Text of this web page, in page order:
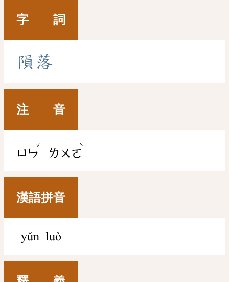
字 詞
隕 落
注 音
ㄩㄣ
ˇ
ㄌㄨㄛ
ˋ
漢語拼音
yǔn luò